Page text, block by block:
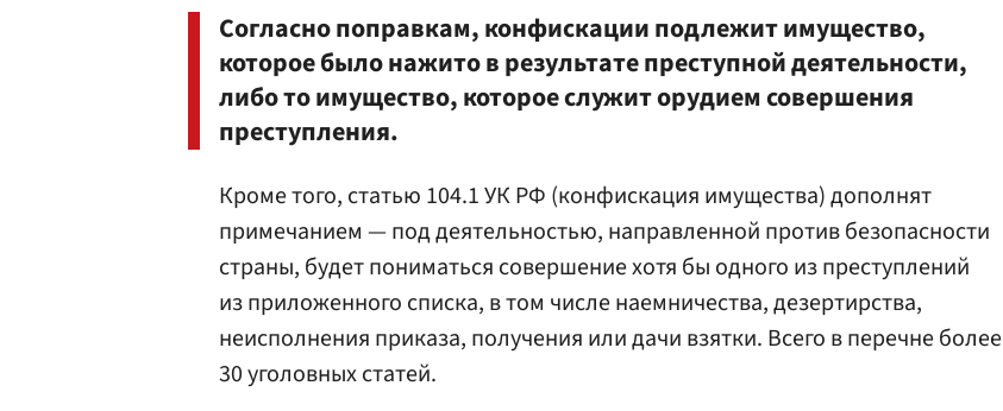
Согласно поправкам, конфискации подлежит имущество,
которое было нажито в результате преступной деятельности,
либо то имущество, которое служит орудием совершения
преступления.
Кроме того, статью 104.1 УК РФ (конфискация имущества) дополнят
примечанием — под деятельностью, направленной против безопасности
страны, будет пониматься совершение хотя бы одного из преступлений
из приложенного списка, в том числе наемничества, дезертирства,
неисполнения приказа, получения или дачи взятки. Всего в перечне более
30 уголовных статей.